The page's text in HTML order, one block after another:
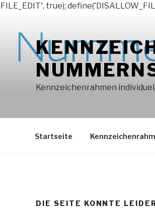
true);
Kennzeichenrahmen
Startseite
DIE SEITE KONNTE